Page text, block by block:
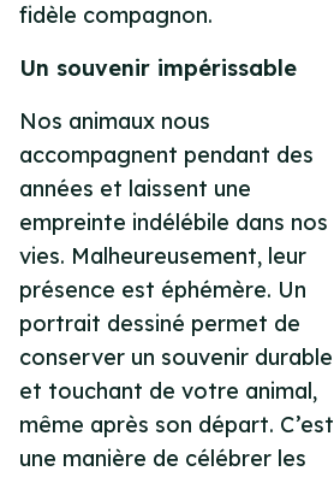
fidèle compagnon.
Un souvenir impérissable
Nos animaux nous
accompagnent pendant des
années et laissent une
empreinte indélébile dans nos
vies. Malheureusement, leur
présence est éphémère. Un
portrait dessiné permet de
conserver un souvenir durable
et touchant de votre animal,
même après son départ. C’est
une manière de célébrer les